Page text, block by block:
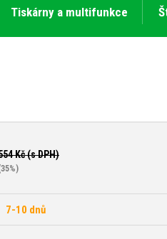
Tiskárny a multifunkce
Kč (s DPH)
7-10 dnů